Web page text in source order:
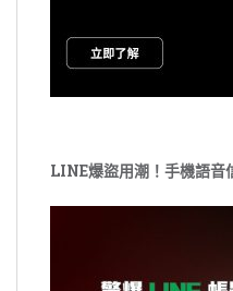
LINE爆盜用潮！手機語音